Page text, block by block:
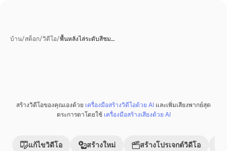
บ้าน/สต็อก/วิดีโอ/พื้นหลังไล่ระดับสีชม…
พรีเมี่ยม
สร้างวิดีโอของคุณเองด้วย เครื่องมือสร้างวิดีโอด้วย AI และเพิ่มเสียงพากย์สุด
ตระการตาโดยใช้ เครื่องมือสร้างเสียงด้วย AI
แก้ไขวิดีโอ สร้างใหม่ สร้างโปรเจกต์วิดีโอ